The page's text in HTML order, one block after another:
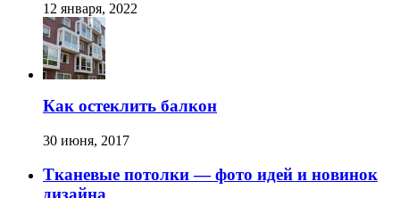
12 января, 2022
Как остеклить балкон
30 июня, 2017
Тканевые потолки — фото идей и новинок